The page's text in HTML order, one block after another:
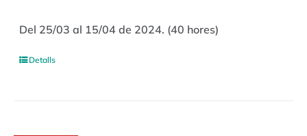
Del 25/03 al 15/04 de 2024. (40 hores)
Detalls